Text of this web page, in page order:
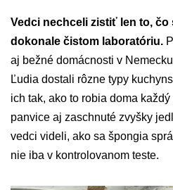
Vedci nechceli zistiť len to,
dokonale čistom laboratóriu.
aj bežné domácnosti v
Ľudia dostali rôzne typy
ich tak, ako to robia doma
panvice aj zaschnuté zvyšky
vedci videli, ako sa špongia
nie iba v kontrolovanom teste.